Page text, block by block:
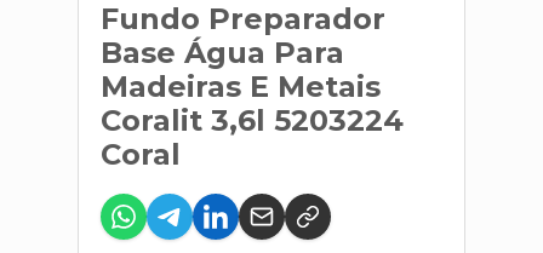
Fundo Preparador
Base Água Para
Madeiras E Metais
Coralit 3,6l 5203224
Coral